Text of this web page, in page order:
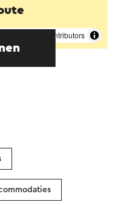
contributors